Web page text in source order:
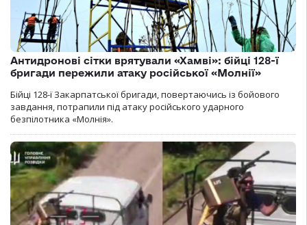
Антидронові сітки врятували «Хамві»: бійці 128-ї
бригади пережили атаку російської «Молнії»
Бійці 128-ї Закарпатської бригади, повертаючись із бойового
завдання, потрапили під атаку російського ударного
безпілотника «Молнія».